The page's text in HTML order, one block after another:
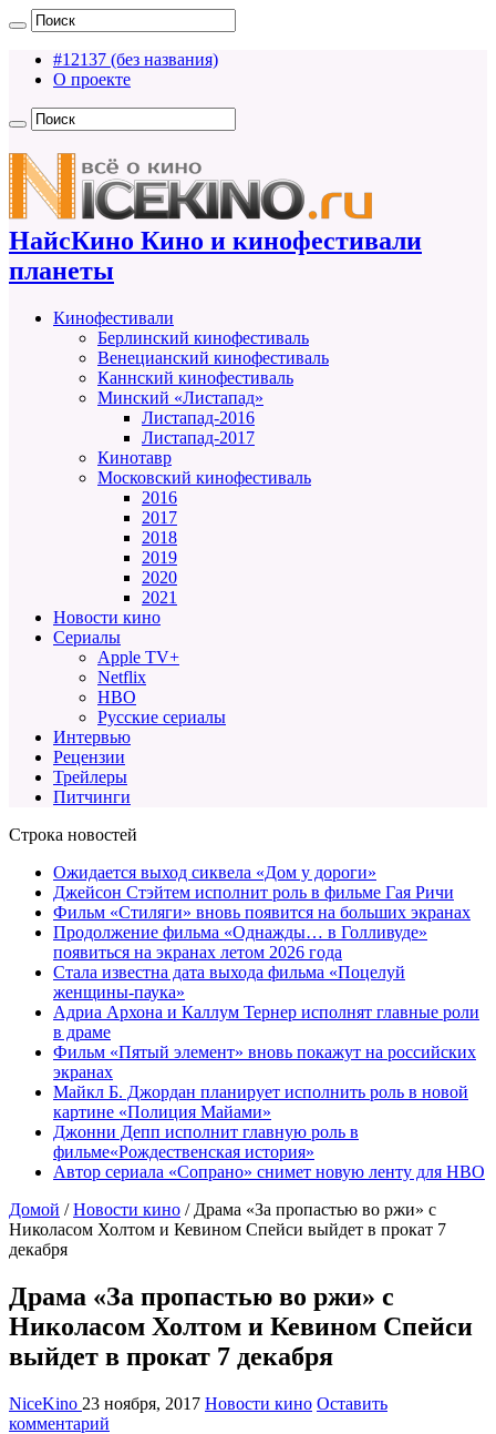
#12137 (без названия)
О проекте
НайсКино Кино и кинофестивали
планеты
Кинофестивали
Берлинский кинофестиваль
Венецианский кинофестиваль
Каннский кинофестиваль
Минский «Листапад»
Листапад-2016
Листапад-2017
Кинотавр
Московский кинофестиваль
2016
2017
2018
2019
2020
2021
Новости кино
Сериалы
Apple TV+
Netflix
HBO
Русские сериалы
Интервью
Рецензии
Трейлеры
Питчинги
Строка новостей
Ожидается выход сиквела «Дом у дороги»
Джейсон Стэйтем исполнит роль в фильме Гая Ричи
Фильм «Стиляги» вновь появится на больших экранах
Продолжение фильма «Однажды… в Голливуде»
появиться на экранах летом 2026 года
Стала известна дата выхода фильма «Поцелуй
женщины-паука»
Адриа Архона и Каллум Тернер исполнят главные роли
в драме
Фильм «Пятый элемент» вновь покажут на российских
экранах
Майкл Б. Джордан планирует исполнить роль в новой
картине «Полиция Майами»
Джонни Депп исполнит главную роль в
фильме«Рождественская история»
Автор сериала «Сопрано» снимет новую ленту для HBO
Домой / Новости кино / Драма «За пропастью во ржи» с
Николасом Холтом и Кевином Спейси выйдет в прокат 7
декабря
Драма «За пропастью во ржи» с
Николасом Холтом и Кевином Спейси
выйдет в прокат 7 декабря
NiceKino 23 ноября, 2017 Новости кино Оставить
комментарий